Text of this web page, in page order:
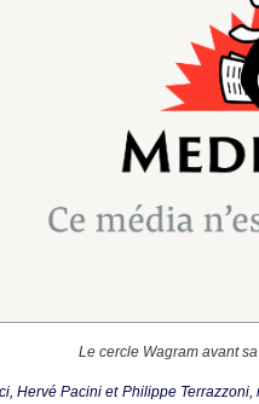
Le cercle Wagram avant
Hervé Pacini et Philippe